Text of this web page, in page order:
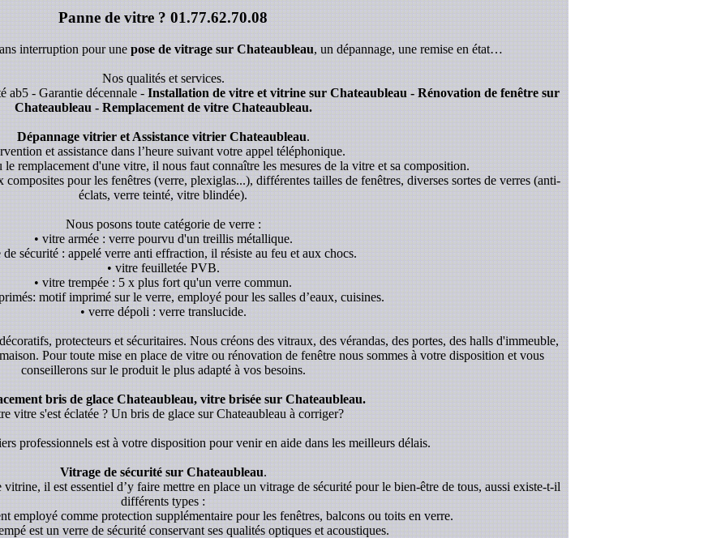
Panne de vitre ?01.77.62.70.08
interruption pour unepose de vitrage sur Chateaubleau, un dépannage, une remise en état…
Nos qualités et services.
ab5 - Garantie décennale -Installation de vitre et vitrine sur Chateaubleau - Rénovation de fenêtre sur
Chateaubleau - Remplacement de vitre Chateaubleau.
Dépannage vitrier et Assistance vitrier Chateaubleau.
et assistance dans l’heure suivant votre appel téléphonique.
le remplacement d'une vitre, il nous faut connaître les mesures de la vitre et sa composition.
pour les fenêtres (verre, plexiglas...), différentes tailles de fenêtres, diverses sortes de verres (anti-
éclats, verre teinté, vitre blindée).
Nous posons toute catégorie de verre :
• vitre armée : verre pourvu d'un treillis métallique.
de sécurité : appelé verre anti effraction, il résiste au feu et aux chocs.
• vitre feuilletée PVB.
• vitre trempée : 5 x plus fort qu'un verre commun.
motif imprimé sur le verre, employé pour les salles d’eaux, cuisines.
• verre dépoli : verre translucide.
protecteurs et sécuritaires. Nous créons des vitraux, des vérandas, des portes, des halls d'immeuble,
Pour toute mise en place de vitre ou rénovation de fenêtre nous sommes à votre disposition et vous
conseillerons sur le produit le plus adapté à vos besoins.
bris de glace Chateaubleau, vitre brisée sur Chateaubleau.
vitre s'est éclatée ? Un bris de glace sur Chateaubleau à corriger?
professionnels est à votre disposition pour venir en aide dans les meilleurs délais.
Vitrage de sécurité sur Chateaubleau.
il est essentiel d’y faire mettre en place un vitrage de sécurité pour le bien-être de tous, aussi existe-t-il
différents types :
employé comme protection supplémentaire pour les fenêtres, balcons ou toits en verre.
est un verre de sécurité conservant ses qualités optiques et acoustiques.